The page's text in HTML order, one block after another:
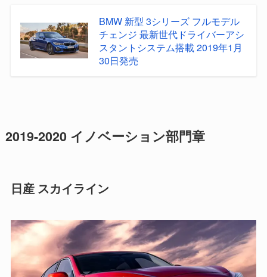
BMW 新型 3シリーズ フルモデル
チェンジ 最新世代ドライバーアシ
スタントシステム搭載 2019年1月
30日発売
2019-2020 イノベーション部門章
日産 スカイライン